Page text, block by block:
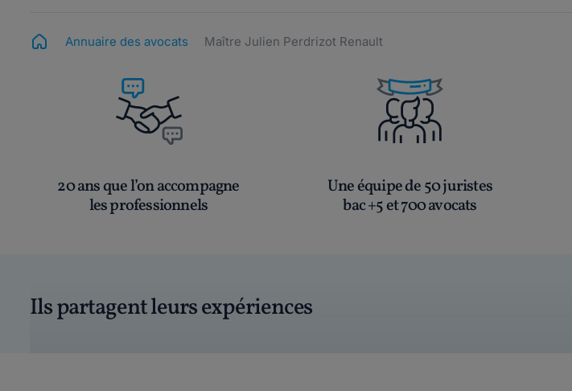
Annuaire des avocats Maître Julien Perdrizot Renault
20 ans que l’on accompagne
les professionnels
Une équipe de 50 juristes
bac +5 et 700 avocats
Ils partagent leurs expériences